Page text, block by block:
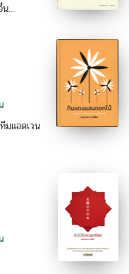
น…
มแอดเวน